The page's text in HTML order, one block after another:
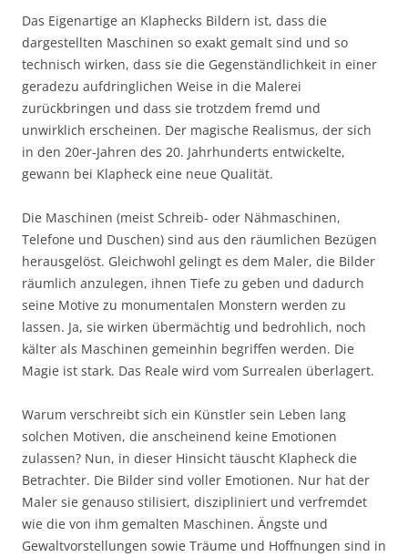
Das Eigenartige an Klaphecks Bildern ist, dass die
dargestellten Maschinen so exakt gemalt sind und so
technisch wirken, dass sie die Gegenständlichkeit in einer
geradezu aufdringlichen Weise in die Malerei
zurückbringen und dass sie trotzdem fremd und
unwirklich erscheinen. Der magische Realismus, der sich
in den 20er-Jahren des 20. Jahrhunderts entwickelte,
gewann bei Klapheck eine neue Qualität.
Die Maschinen (meist Schreib- oder Nähmaschinen,
Telefone und Duschen) sind aus den räumlichen Bezügen
herausgelöst. Gleichwohl gelingt es dem Maler, die Bilder
räumlich anzulegen, ihnen Tiefe zu geben und dadurch
seine Motive zu monumentalen Monstern werden zu
lassen. Ja, sie wirken übermächtig und bedrohlich, noch
kälter als Maschinen gemeinhin begriffen werden. Die
Magie ist stark. Das Reale wird vom Surrealen überlagert.
Warum verschreibt sich ein Künstler sein Leben lang
solchen Motiven, die anscheinend keine Emotionen
zulassen? Nun, in dieser Hinsicht täuscht Klapheck die
Betrachter. Die Bilder sind voller Emotionen. Nur hat der
Maler sie genauso stilisiert, diszipliniert und verfremdet
wie die von ihm gemalten Maschinen. Ängste und
Gewaltvorstellungen sowie Träume und Hoffnungen sind in